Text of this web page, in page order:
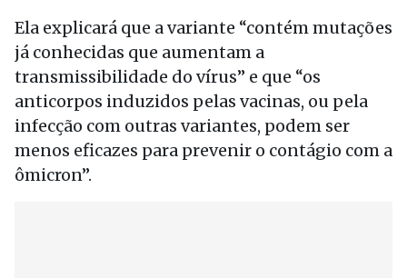
Ela explicará que a variante “contém mutações
já conhecidas que aumentam a
transmissibilidade do vírus” e que “os
anticorpos induzidos pelas vacinas, ou pela
infecção com outras variantes, podem ser
menos eficazes para prevenir o contágio com a
ômicron”.